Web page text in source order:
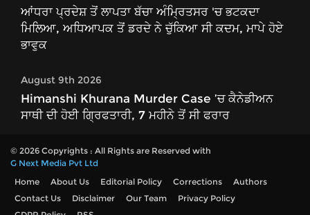
ਆਂਧਰਾ ਪ੍ਰਦੇਸ਼ ਤੋਂ ਲਾਪਤਾ ਬੱਚਾ ਅੰਮ੍ਰਿਤਸਰ 'ਚ ਭਟਕਦਾ
ਮਿਲਿਆ, ਅਧਿਆਪਕ ਤੋਂ ਡਰਦੇ ਨੇ ਚੁੱਕਿਆ ਸੀ ਕਦਮ, ਮਾਪੇ ਹੋਏ
ਭਾਵੁਕ
August 9th 2026
Himanshi Khurana Murder Case ’ਚ ਕੈਨੇਡੀਅਨ
ਸਾਥੀ ਦੀ ਹੋਈ ਗ੍ਰਿਫਤਾਰੀ, 7 ਮਹੀਨੇ ਤੋਂ ਸੀ ਫਰਾਰ
© 2026 Copyrights : All Rights are Reserved with
G Next Media Pvt Ltd
Home
About Us Editorial Policy Corrections
Authors
Contact Us
Disclaimer Our Team
Privacy Policy